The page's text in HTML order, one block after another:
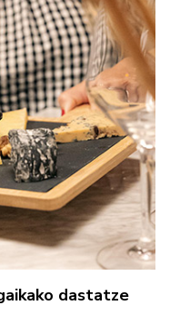
dastatze